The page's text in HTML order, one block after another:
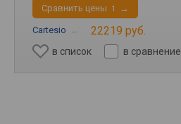
Cравнить цены 1 →
Cartesio → 22219 руб.
в список в сравнение